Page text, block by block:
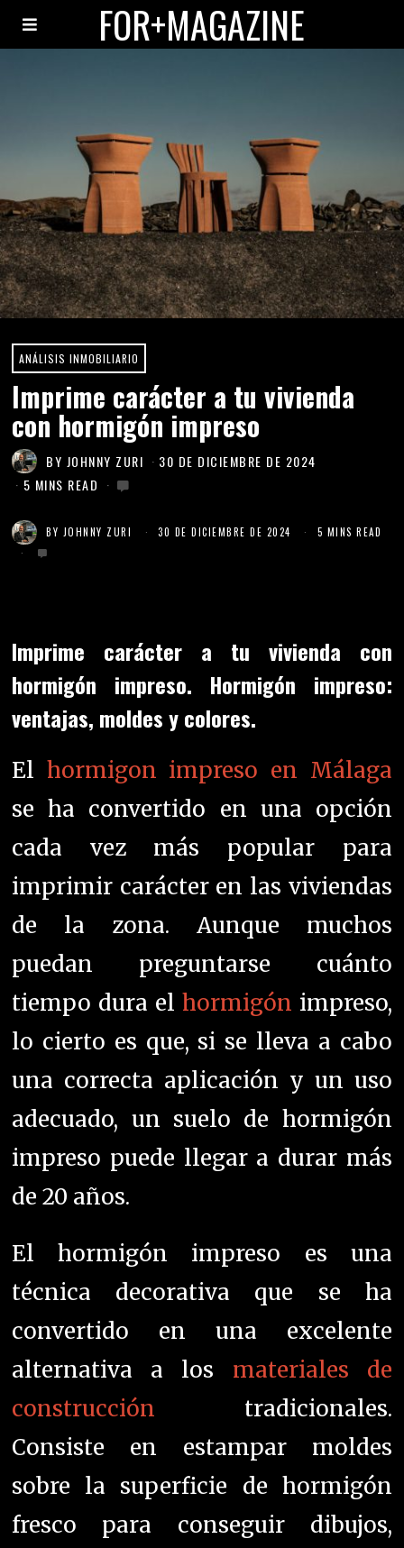
ANÁLISIS INMOBILIARIO
Imprime carácter a tu vivienda
con hormigón impreso
BY JOHNNY ZURI
30 DE DICIEMBRE DE 2024
5 MINS READ
FOR+MAGAZINE
BY JOHNNY ZURI 30 DE DICIEMBRE DE 2024 5 MINS READ
Imprime carácter a tu vivienda con
hormigón impreso. Hormigón impreso:
ventajas, moldes y colores.
El hormigon impreso en Málaga
se ha convertido en una opción
cada vez más popular para
imprimir carácter en las viviendas
de la zona. Aunque muchos
puedan preguntarse cuánto
tiempo dura el hormigón impreso,
lo cierto es que, si se lleva a cabo
una correcta aplicación y un uso
adecuado, un suelo de hormigón
impreso puede llegar a durar más
de 20 años.
El hormigón impreso es una
técnica decorativa que se ha
convertido en una excelente
alternativa a los materiales de
construcción tradicionales.
Consiste en estampar moldes
sobre la superficie de hormigón
fresco para conseguir dibujos,